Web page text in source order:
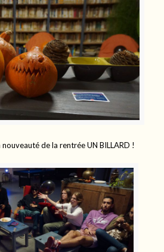
de la rentrée UN BILLARD !